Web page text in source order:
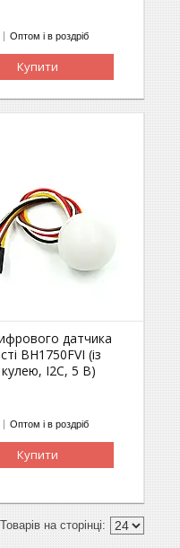
Оптом і в роздріб
Купити
датчика
BH1750FVI (із
I2C, 5 В)
Оптом і в роздріб
Купити